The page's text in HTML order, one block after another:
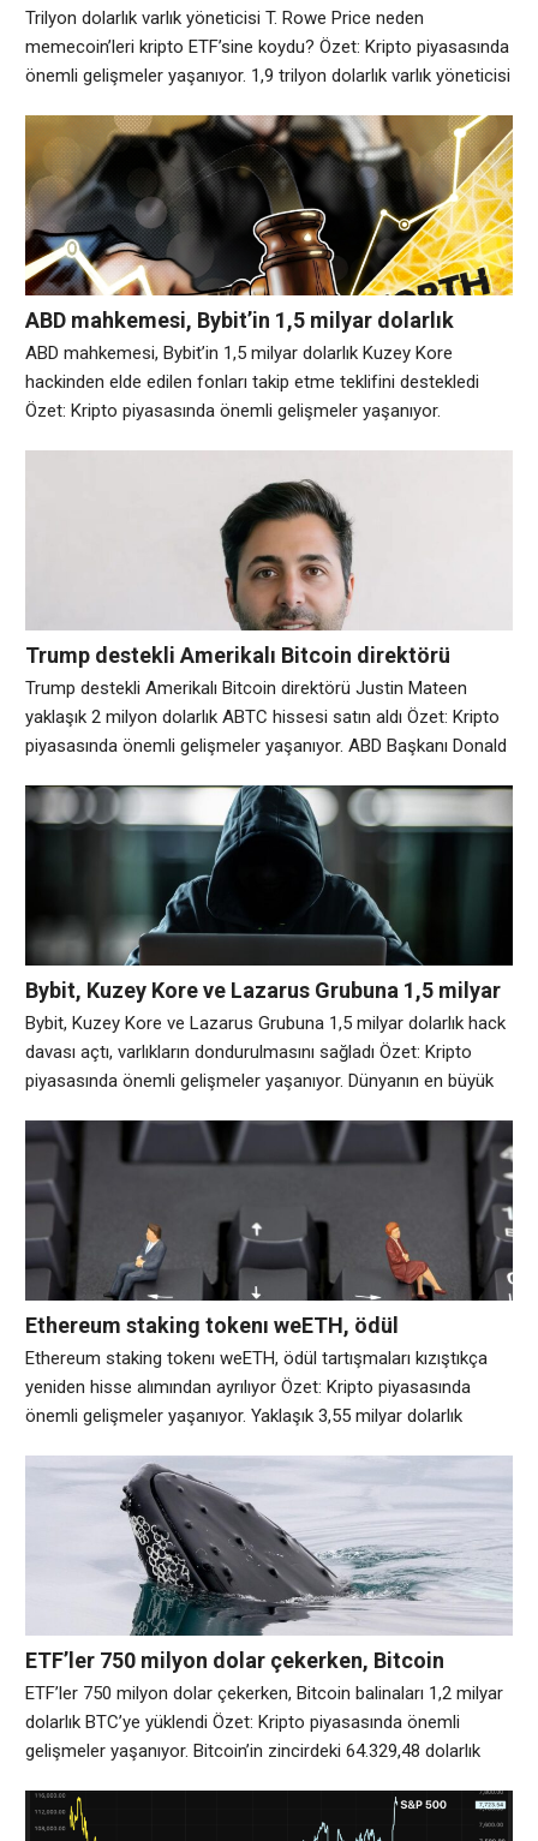
neden memecoin’leri kripto ETF’sine koydu?
Trilyon dolarlık varlık yöneticisi T. Rowe Price neden
memecoin’leri kripto ETF’sine koydu? Özet: Kripto piyasasında
önemli gelişmeler yaşanıyor. 1,9 trilyon dolarlık varlık yöneticisi
yönetilen çok tokenli spot kripto borsa yatırım fonunu (ETF)
piyasaya sürdüğünde, yatırımcılar portföyde bitcoin BTC$
64.969,55, Ethereum ETH $1.918,27 ve solana (SOL) gibi
ABD mahkemesi, Bybit’in 1,5 milyar dolarlık
Kuzey Kore hackinden elde edilen fonları takip
etme teklifini destekledi
ABD mahkemesi, Bybit’in 1,5 milyar dolarlık Kuzey Kore
hackinden elde edilen fonları takip etme teklifini destekledi
Özet: Kripto piyasasında önemli gelişmeler yaşanıyor.
Kuzey Kore bağlantılı 1,5 milyar dolarlık saldırıda çalınan
varlıkları takip etme çabasını desteklediğini gösteriyor.
Trump destekli Amerikalı Bitcoin direktörü
Justin Mateen yaklaşık 2 milyon dolarlık ABTC
hissesi satın aldı
Trump destekli Amerikalı Bitcoin direktörü Justin Mateen
yaklaşık 2 milyon dolarlık ABTC hissesi satın aldı Özet: Kripto
piyasasında önemli gelişmeler yaşanıyor. ABD Başkanı Donald
American Bitcoin’in (ABTC) yönetim kurulu yöneticisi Justin
Mateen, şirketin son kazanç raporunun ardından bu hafta art
arda iki işlem seansında yaklaşık 1,93 milyon dolar değerinde
Bybit, Kuzey Kore ve Lazarus Grubuna 1,5 milyar
dolarlık hack davası açtı, varlıkların
dondurulmasını sağladı
Bybit, Kuzey Kore ve Lazarus Grubuna 1,5 milyar dolarlık hack
davası açtı, varlıkların dondurulmasını sağladı Özet: Kripto
piyasasında önemli gelişmeler yaşanıyor. Dünyanın en büyük
Cumhuriyeti’ne (DPRK), Genel Keşif Bürosu (RGB) istihbarat
teşkilatına ve geçen yıl borsadan 1,5 milyar dolar çalmaktan
sorumlu Kuzey Kore bağlantılı bilgisayar korsanlığı grubu
Ethereum staking tokenı weETH, ödül
tartışmaları kızıştıkça yeniden hisse alımından
ayrılıyor
Ethereum staking tokenı weETH, ödül tartışmaları kızıştıkça
yeniden hisse alımından ayrılıyor Özet: Kripto piyasasında
önemli gelişmeler yaşanıyor. Yaklaşık 3,55 milyar dolarlık
işletmelerinden biri olan Ether.fi, ana ürünü olan weETH’den
yeniden stake etmeyi çıkardı ve onu sıradan Ethereum staking
ödülleri kazandıran sade bir token olarak bıraktı. Ekstra
ETF’ler 750 milyon dolar çekerken, Bitcoin
balinaları 1,2 milyar dolarlık BTC’ye yüklendi
ETF’ler 750 milyon dolar çekerken, Bitcoin balinaları 1,2 milyar
dolarlık BTC’ye yüklendi Özet: Kripto piyasasında önemli
gelişmeler yaşanıyor. Bitcoin’in zincirdeki 64.329,48 dolarlık
alma baskısına işaret ederek, CLARITY Yasası’nın duraklayan